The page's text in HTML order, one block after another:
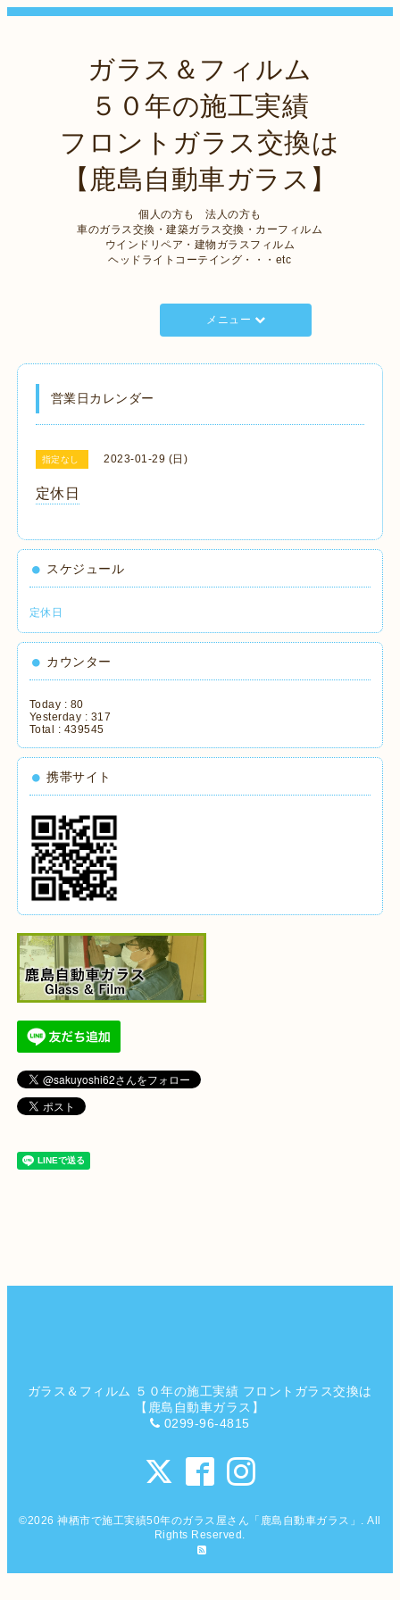
ガラス＆フィルム
５０年の施工実績
フロントガラス交換は
【鹿島自動車ガラス】
個人の方も 法人の方も
車のガラス交換・建築ガラス交換・カーフィルム
ウインドリペア・建物ガラスフィルム
ヘッドライトコーテイング・・・etc
メニュー
営業日カレンダー
指定なし 2023-01-29 (日)
定休日
スケジュール
定休日
カウンター
Today : 80
Yesterday : 317
Total : 439545
携帯サイト
ガラス＆フィルム ５０年の施工実績 フロントガラス交換は
【鹿島自動車ガラス】
0299-96-4815
©2026神栖市で施工実績50年のガラス屋さん「鹿島自動車ガラス」 . All
Rights Reserved.